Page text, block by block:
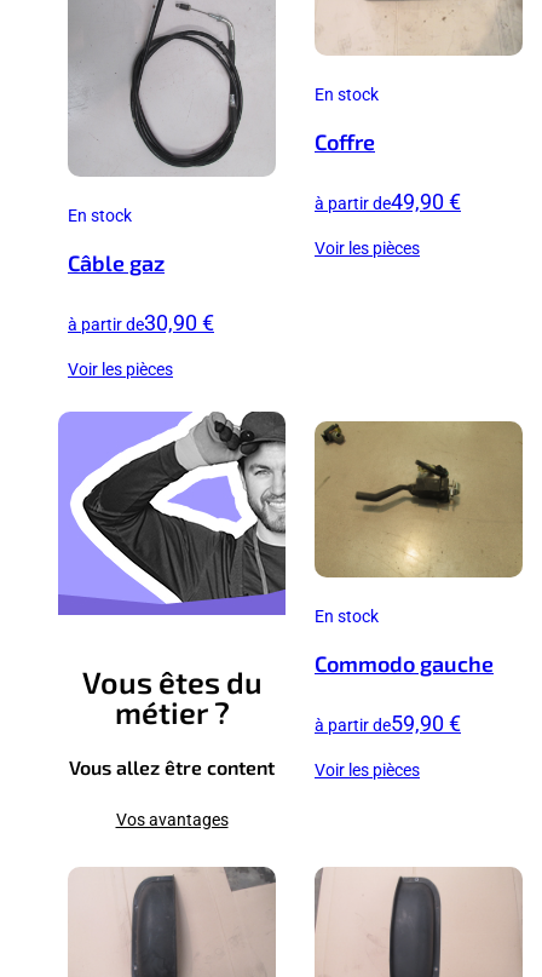
En stock
Câble gaz
à partir de30,90 €
Voir les pièces
En stock
Coffre
à partir de49,90 €
Voir les pièces
Vous êtes du
métier ?
Vous allez être content
Vos avantages
En stock
Commodo gauche
à partir de59,90 €
Voir les pièces